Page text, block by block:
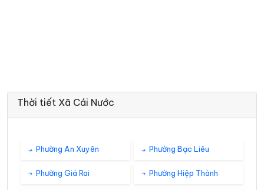
Thời tiết Xã Cái Nước
Phường An Xuyên Phường Bạc Liêu
Phường Giá Rai Phường Hiệp Thành